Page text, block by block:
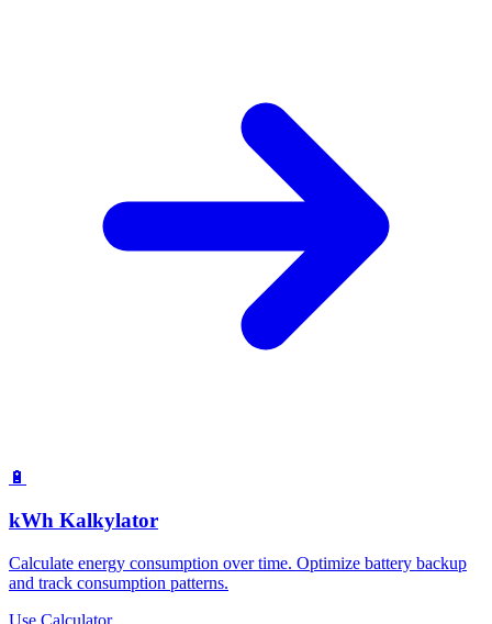
🔋
kWh Kalkylator
Calculate energy consumption over time. Optimize battery backup
and track consumption patterns.
Use Calculator